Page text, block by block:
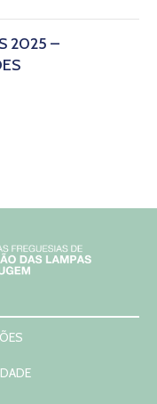
2025 –